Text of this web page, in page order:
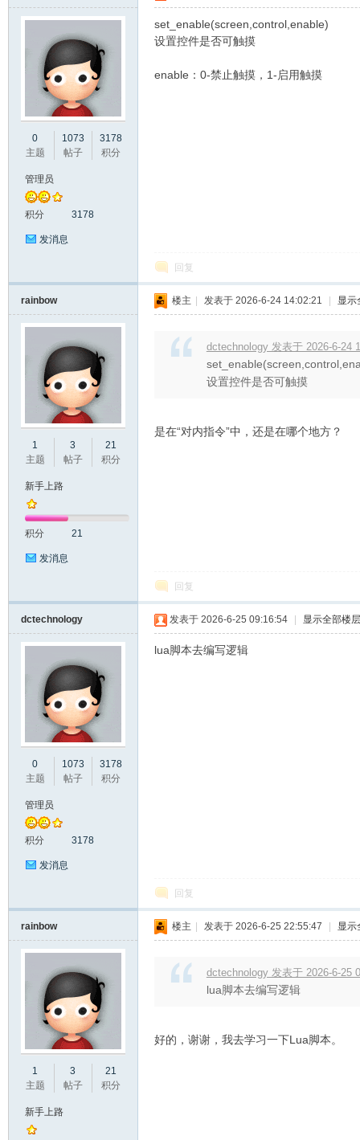
0
主题
1073
帖子
3178
积分
管理员
积分 3178
发消息
set_enable(screen,control,enable)
设置控件是否可触摸
enable：0-禁止触摸，1-启用触摸
回复
rainbow
1
主题
3
帖子
21
积分
新手上路
积分 21
发消息
楼主 发表于 2026-6-24 14:02:21 显示
dctechnology 发表于 2026-6-24
设置控件是否可触摸
是在“对内指令”中，还是在哪个地方？
回复
dctechnology
0
主题
1073
帖子
3178
积分
管理员
积分 3178
发消息
发表于 2026-6-25 09:16:54 显示全部楼层
lua脚本去编写逻辑
回复
rainbow
1
主题
3
帖子
21
积分
新手上路
楼主 发表于 2026-6-25 22:55:47 显示
dctechnology 发表于 2026-6-25
lua脚本去编写逻辑
好的，谢谢，我去学习一下Lua脚本。